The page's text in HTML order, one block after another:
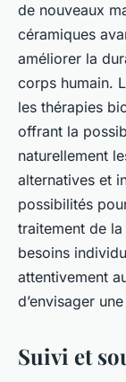
de nouveaux
céramiques
améliorer la
corps humain.
les thérapies
offrant la
naturellement
alternatives et
possibilités
traitement de
besoins
attentivement
d’envisager
Suivi et